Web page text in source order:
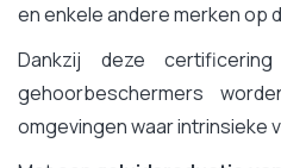
en enkele andere merken op
Dankzij deze
gehoorbeschermers
omgevingen waar intrinsieke